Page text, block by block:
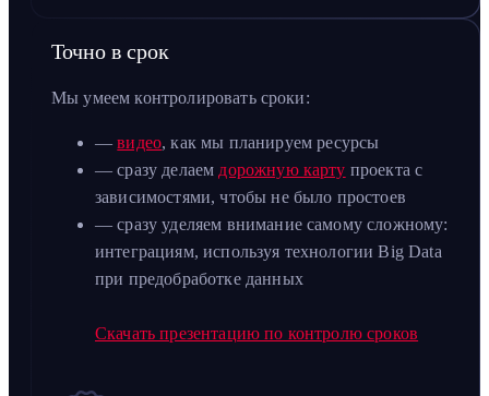
Точно в срок
Мы умеем контролировать сроки:
—видео, как мы планируем ресурсы
— сразу делаем дорожную карту проекта с
зависимостями, чтобы не было простоев
— сразу уделяем внимание самому сложному:
интеграциям, используя технологии Big Data
при предобработке данных
Скачать презентацию по контролю сроков